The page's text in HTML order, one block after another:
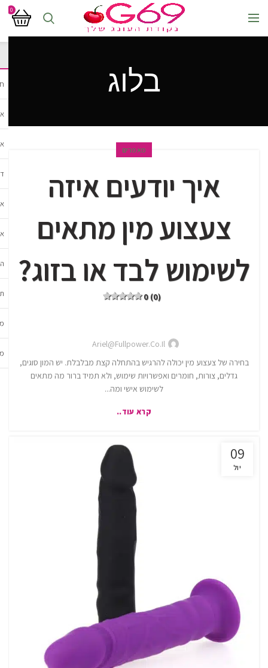
0
בלוג
מאמרים
איך יודעים איזה
צעצוע מין מתאים
לשימוש לבד או בזוג?
0 (0)
Ariel@fullpower.co.il
בחירה של צעצוע מין יכולה להרגיש בהתחלה קצת מבלבלת. יש המון סוגים,
גדלים, צורות, חומרים ואפשרויות שימוש, ולא תמיד ברור מה מתאים
לשימוש אישי ומה...
קרא עוד..
09
יול